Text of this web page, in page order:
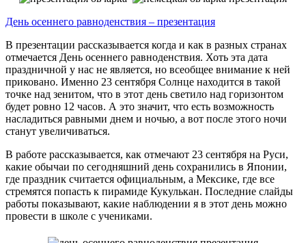
День осеннего равноденствия – презентация
В презентации рассказывается когда и как в разных странах
отмечается День осеннего равноденствия. Хоть эта дата
праздничной у нас не является, но всеобщее внимание к ней
приковано. Именно 23 сентября Солнце находится в такой
точке над зенитом, что в этот день светило над горизонтом
будет ровно 12 часов. А это значит, что есть возможность
насладиться равными днем и ночью, а вот после этого ночи
станут увеличиваться.
В работе рассказывается, как отмечают 23 сентября на Руси,
какие обычаи по сегодняшний день сохранились в Японии,
где праздник считается официальным, а Мексике, где все
стремятся попасть к пирамиде Кукулькан. Последние слайды
работы показывают, какие наблюдении я в этот день можно
провести в школе с учениками.